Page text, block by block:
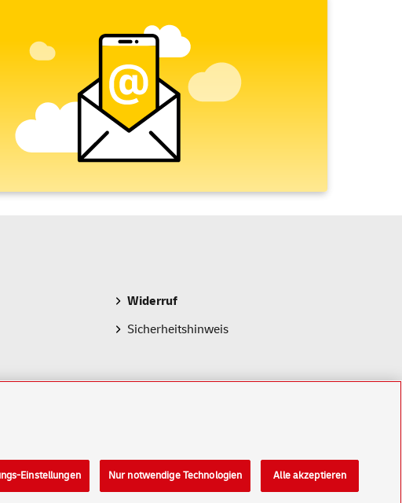
Widerruf
Sicherheitshinweis
Einstellungen Nur notwendige Technologien Alle akzeptieren